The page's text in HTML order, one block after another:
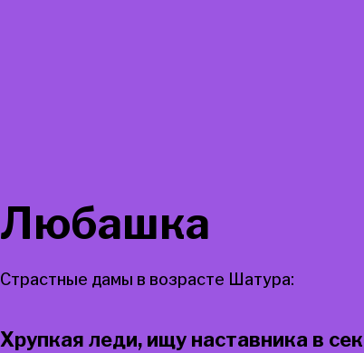
Любашка
Страстные дамы в возрасте Шатура:
Хрупкая леди, ищу наставника в